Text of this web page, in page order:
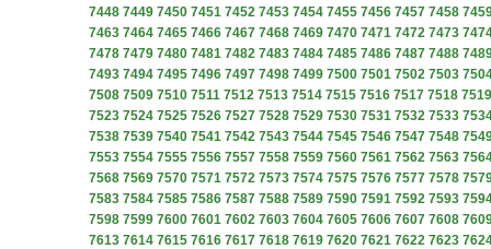
7448 7449 7450 7451 7452 7453 7454 7455 7456 7457 7458
7463 7464 7465 7466 7467 7468 7469 7470 7471 7472 7473
7478 7479 7480 7481 7482 7483 7484 7485 7486 7487 7488
7493 7494 7495 7496 7497 7498 7499 7500 7501 7502 7503
7508 7509 7510 7511 7512 7513 7514 7515 7516 7517 7518 7519
7523 7524 7525 7526 7527 7528 7529 7530 7531 7532 7533
7538 7539 7540 7541 7542 7543 7544 7545 7546 7547 7548
7553 7554 7555 7556 7557 7558 7559 7560 7561 7562 7563
7568 7569 7570 7571 7572 7573 7574 7575 7576 7577 7578
7583 7584 7585 7586 7587 7588 7589 7590 7591 7592 7593
7598 7599 7600 7601 7602 7603 7604 7605 7606 7607 7608
7613 7614 7615 7616 7617 7618 7619 7620 7621 7622 7623